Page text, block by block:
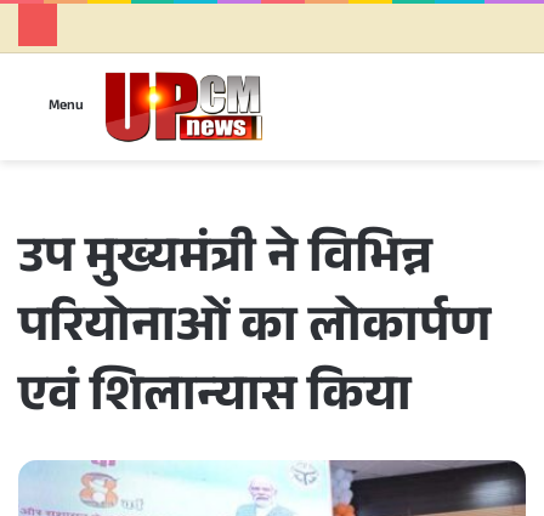
Menu
उप मुख्यमंत्री ने विभिन्न
परियोनाओं का लोकार्पण
एवं शिलान्यास किया